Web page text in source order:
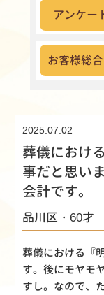
アンケー
お客様総
2025.07.02
葬儀におけ
事だと思い
会計です。
品川区・60才
葬儀における『
す。後にモヤモ
すし。なので、